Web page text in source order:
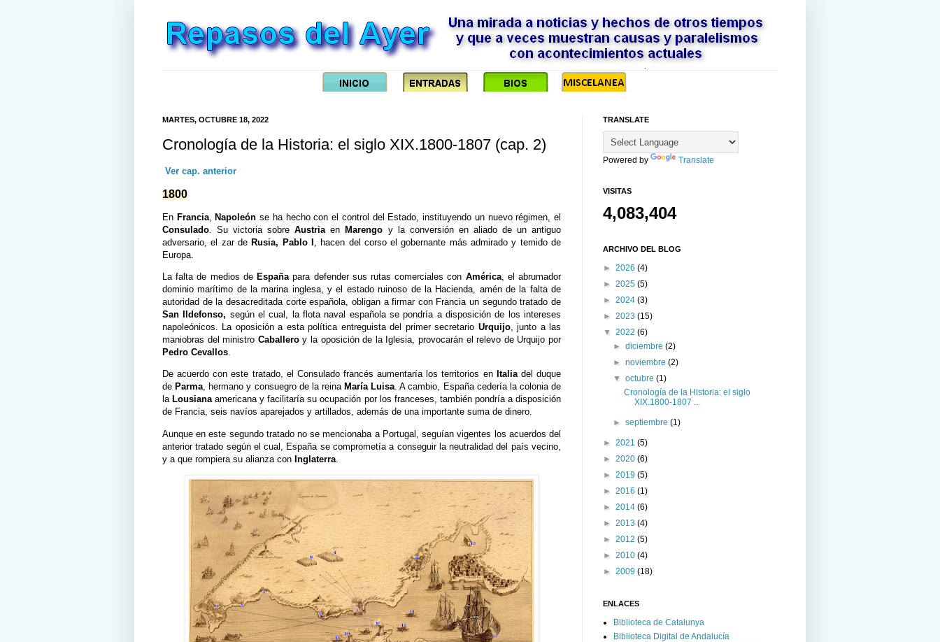
MARTES, OCTUBRE 18, 2022
Cronología de la Historia: el siglo XIX.1800-1807 (cap. 2)
Ver cap. anterior
1800
En Francia, Napoleón se ha hecho con el control del Estado, instituyendo un nuevo régimen, el
Consulado. Su victoria sobreAustriaen Marengo y la conversión en aliado de un antiguo
adversario, el zar de Rusia, Pablo I , hacen del corso el gobernante más admirado y temido de
Europa.
La falta de medios de Españapara defender sus rutas comerciales con América, el abrumador
dominio marítimo de la marina inglesa, y el estado ruinoso de la Hacienda, amén de la falta de
autoridad de la desacreditada corte española, obligan a firmar con Francia un segundo tratado de
San Ildefonso, según el cual, la flota naval española se pondría a disposición de los intereses
napoleónicos. La oposición a esta política entreguista del primer secretario Urquijo, junto a las
maniobras del ministro Caballeroy la oposición de la Iglesia, provocarán el relevo de Urquijo por
Pedro Cevallos.
De acuerdo con este tratado, el Consulado francés aumentaría los territorios en Italiadel duque
de Parma, hermano y consuegro de la reina María Luisa. A cambio, España cedería la colonia de
la Lousianaamericana y facilitaría su ocupación por los franceses, también pondría a disposición
de Francia, seis navíos aparejados y artillados, además de una importante suma de dinero.
Aunque en este segundo tratado no se mencionaba a Portugal, seguían vigentes los acuerdos del
anterior tratado según el cual, España se comprometía a conseguir la neutralidad del país vecino,
y a que rompiera su alianza con Inglaterra
TRANSLATE
Powered by Translate
VISITAS
4,083,404
ARCHIVO DEL BLOG
► 2026 (4)
► 2025 (5)
► 2024 (3)
► 2023 (15)
▼ 2022 (6)
►diciembre(2)
►noviembre(2)
▼octubre(1)
Cronología de la Historia: el siglo
XIX.1800-1807 ...
►septiembre(1)
► 2021 (5)
► 2020 (6)
► 2019 (5)
► 2016 (1)
► 2014 (6)
► 2013 (4)
► 2012 (5)
► 2010 (4)
► 2009 (18)
ENLACES
Biblioteca de Catalunya
Biblioteca Digital de Andalucía